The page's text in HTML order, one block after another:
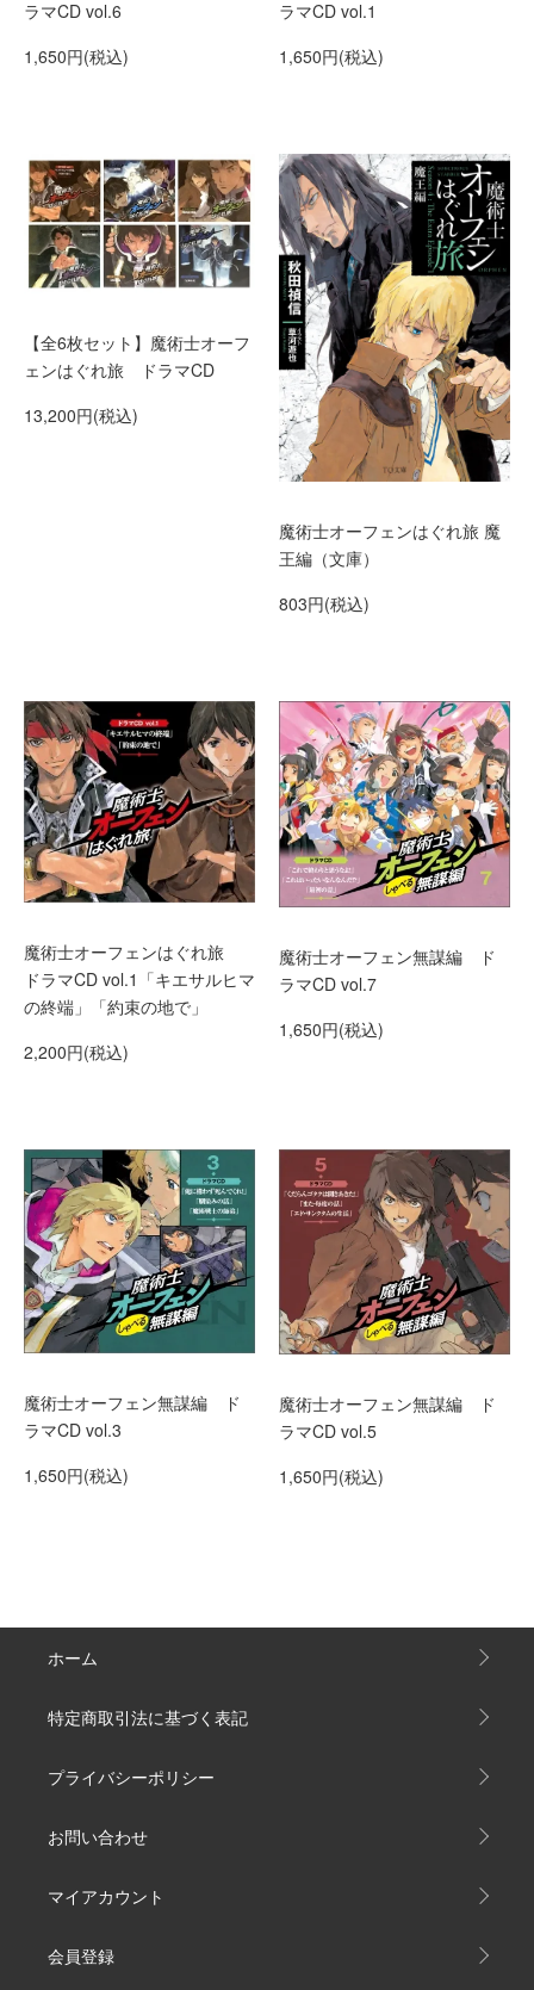
ラマCD vol.6
1,650円(税込)
ラマCD vol.1
1,650円(税込)
【全6枚セット】魔術士オーフ
ェンはぐれ旅 ドラマCD
13,200円(税込)
魔術士オーフェンはぐれ旅 魔
王編（文庫）
803円(税込)
魔術士オーフェンはぐれ旅
ドラマCD vol.1「キエサルヒマ
の終端」「約束の地で」
2,200円(税込)
魔術士オーフェン無謀編 ド
ラマCD vol.7
1,650円(税込)
魔術士オーフェン無謀編 ド
ラマCD vol.3
1,650円(税込)
魔術士オーフェン無謀編 ド
ラマCD vol.5
1,650円(税込)
ホーム
特定商取引法に基づく表記
プライバシーポリシー
お問い合わせ
マイアカウント
会員登録